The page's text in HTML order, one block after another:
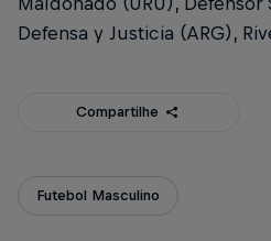
Defensa y Justicia (ARG),
Compartilhe
Futebol Masculino